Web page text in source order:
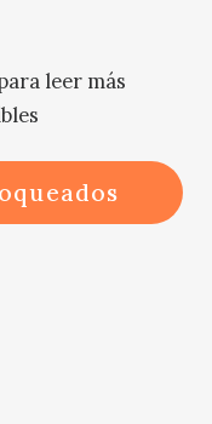
de cosas
leer más